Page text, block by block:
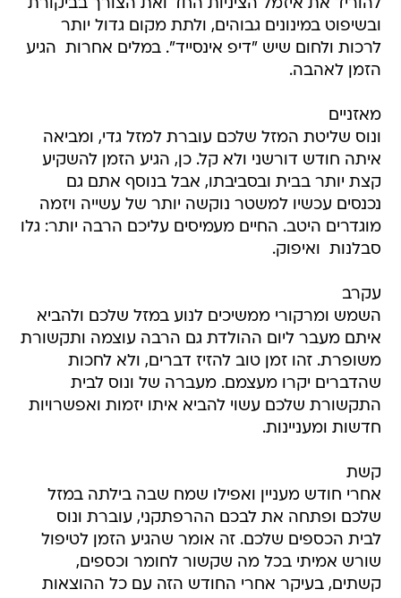
להוריד את איזמל הציניות החד ואת הצורך בביקורת
ובשיפוט במינונים גבוהים, ולתת מקום גדול יותר
לרכות ולחום שיש "דיפ אינסייד". במלים אחרות  הגיע
הזמן לאהבה.
מאזניים
ונוס שליטת המזל שלכם עוברת למזל גדי, ומביאה
איתה חודש דורשני ולא קל. כן, הגיע הזמן להשקיע
קצת יותר בבית ובסביבתו, אבל בנוסף אתם גם
נכנסים עכשיו למשטר נוקשה יותר של עשייה ויזמה
מוגדרים היטב. החיים מעמיסים עליכם הרבה יותר: גלו
סבלנות  ואיפוק.
עקרב
השמש ומרקורי ממשיכים לנוע במזל שלכם ולהביא
איתם מעבר ליום ההולדת גם הרבה עוצמה ותקשורת
משופרת. זהו זמן טוב להזיז דברים, ולא לחכות
שהדברים יקרו מעצמם. מעברה של ונוס לבית
התקשורת שלכם עשוי להביא איתו יזמות ואפשרויות
חדשות ומעניינות.
קשת
אחרי חודש מעניין ואפילו שמח שבה בילתה במזל
שלכם ופתחה את לבכם ההרפתקני, עוברת ונוס
לבית הכספים שלכם. זה אומר שהגיע הזמן לטיפול
שורש אמיתי בכל מה שקשור לחומר וכספים,
קשתים, בעיקר אחרי החודש הזה עם כל ההוצאות